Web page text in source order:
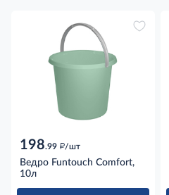
198.99 д/шт
Ведро Funtouch Comfort,
10л